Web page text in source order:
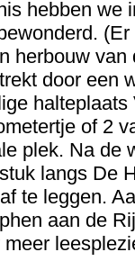
hebben we
herbouw
door een
of 2
plek. Na de
langs De
te leggen.
aan de